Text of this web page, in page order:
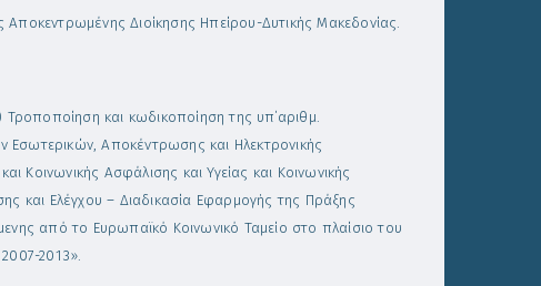
Αποκεντρωμένης Διοίκησης Ηπείρου-Δυτικής Μακεδονίας.
και κωδικοποίηση της υπ΄αριθμ.
Αποκέντρωσης και Ηλεκτρονικής
Κοινωνικής Ασφάλισης και Υγείας και Κοινωνικής
και Ελέγχου – Διαδικασία Εφαρμογής της Πράξης
από το Ευρωπαϊκό Κοινωνικό Ταμείο στο πλαίσιο του
2013».